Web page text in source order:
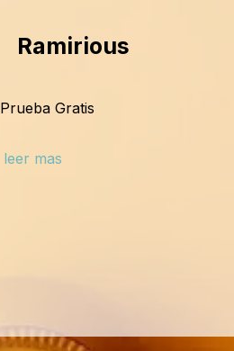
Ramirious
Prueba Gratis
leer mas